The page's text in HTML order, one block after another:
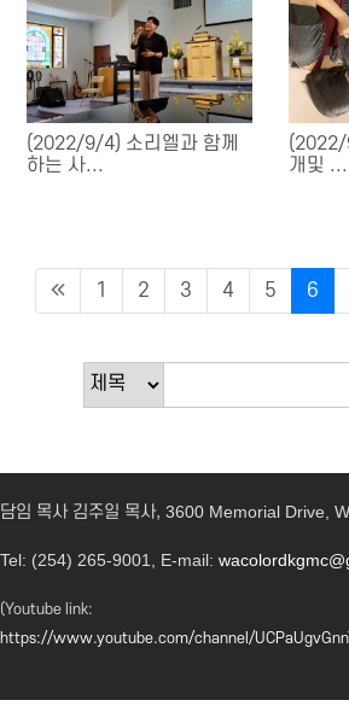
(2022/9/4) 소리엘과 함께
하는 사...
(2022/
개및 ...
1 2 3 4 5 6
담임 목사 김주일 목사, 3600 Memorial Drive,
Tel: (254) 265-9001, E-mail:
(Youtube link:
https://www.youtube.com/channel/